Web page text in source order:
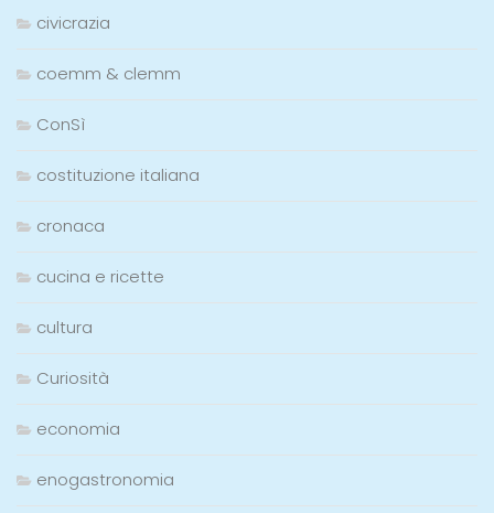
civicrazia
coemm & clemm
ConSì
costituzione italiana
cronaca
cucina e ricette
cultura
Curiosità
economia
enogastronomia